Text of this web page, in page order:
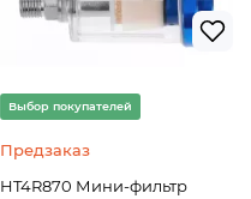
Выбор покупателей
Предзаказ
HT4R870 Мини-фильтр